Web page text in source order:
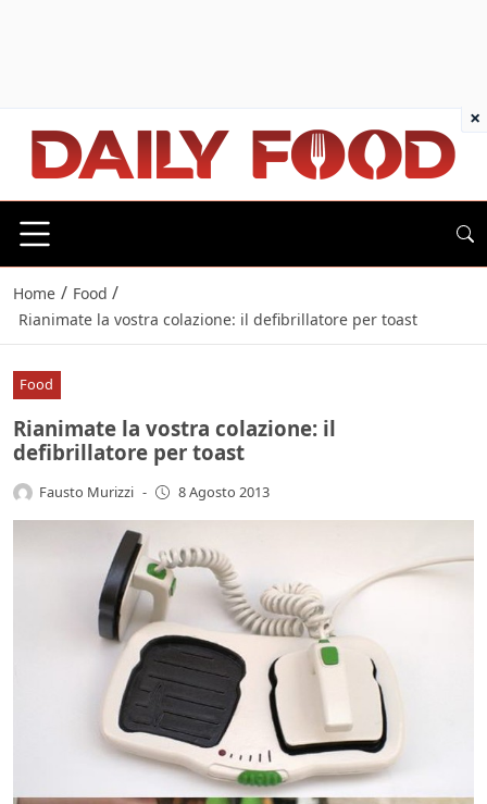
Home / Food /
Rianimate la vostra colazione: il defibrillatore per toast
Food
Rianimate la vostra colazione: il
defibrillatore per toast
Fausto Murizzi - 8 Agosto 2013
×